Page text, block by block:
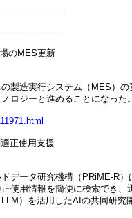
のMES更新
造実行システム（MES）の
ロジーと進めることになった
正使用支援
ータ研究機構（PRiME-R）
使用情報を簡便に検索でき、
）を活用したAIの共同研究